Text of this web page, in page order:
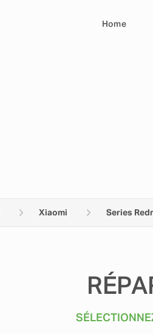
Home
Xiaomi Series